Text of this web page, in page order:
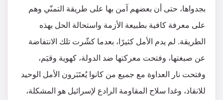
بجدواها، حتى أن بعضهم آمن بها على طريقة التمنّي وهم
على معرفة كافية بطبيعة الأزمة واستحالة الحل بهذه
الطريقة. لم يدم الأمل كثيرًا، بعدما كشّرت تلك الانتفاضة
عن صبغتها، وفتحت معركتها ضد الدولة، كهوية وقيَم،
وفتحت نار العداوة مع جميع من كانوا يُعتَبَرون الأمل الوحيد
للانقاذ، وغدا سلاح المقاومة الرادع لإسرائيل هو المشكلة،